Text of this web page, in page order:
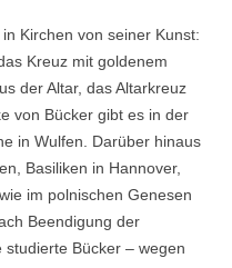
Kirchen von seiner Kunst:
Kreuz mit goldenem
der Altar, das Altarkreuz
von Bücker gibt es in der
in Wulfen. Darüber hinaus
Basiliken in Hannover,
im polnischen Genesen
Beendigung der
Bücker – wegen